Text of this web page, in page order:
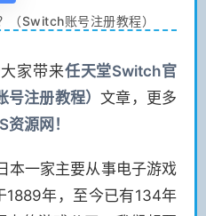
Switch账号注册教程）
家带来任天堂Switch官
号注册教程）文章，更多
资源网！
本一家主要从事电子游戏
1889年，至今已有134年